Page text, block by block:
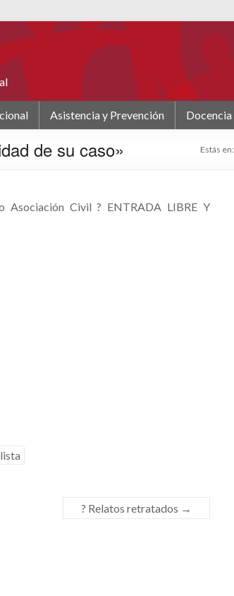
Asistencia y Prevención Docencia
Estás en:
de su caso»
Asociación Civil ? ENTRADA LIBRE Y
? Relatos retratados →